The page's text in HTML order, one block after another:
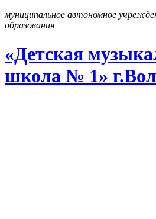
муниципальное автономное
образования
«Детская
школа № 1» г.